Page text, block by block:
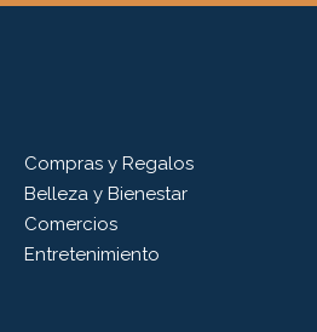
Compras y Regalos
Belleza y Bienestar
Comercios
Entretenimiento